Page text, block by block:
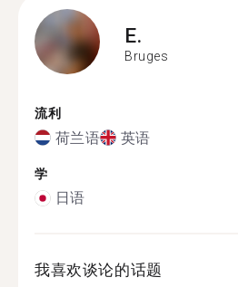
E.
Bruges
流利
荷兰语 英语
学
日语
我喜欢谈论的话题